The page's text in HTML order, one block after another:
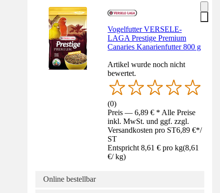
Vogelfutter VERSELE-
LAGA Prestige Premium
Canaries Kanarienfutter 800 g
Artikel wurde noch nicht
bewertet.
(0)
Preis — 6,89 € * Alle Preise
inkl. MwSt. und ggf. zzgl.
Versandkosten pro ST6,89 €*/
ST
Entspricht 8,61 € pro kg(8,61
€/ kg)
Online bestellbar